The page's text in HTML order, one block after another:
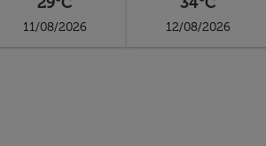
11/08/2026 12/08/2026